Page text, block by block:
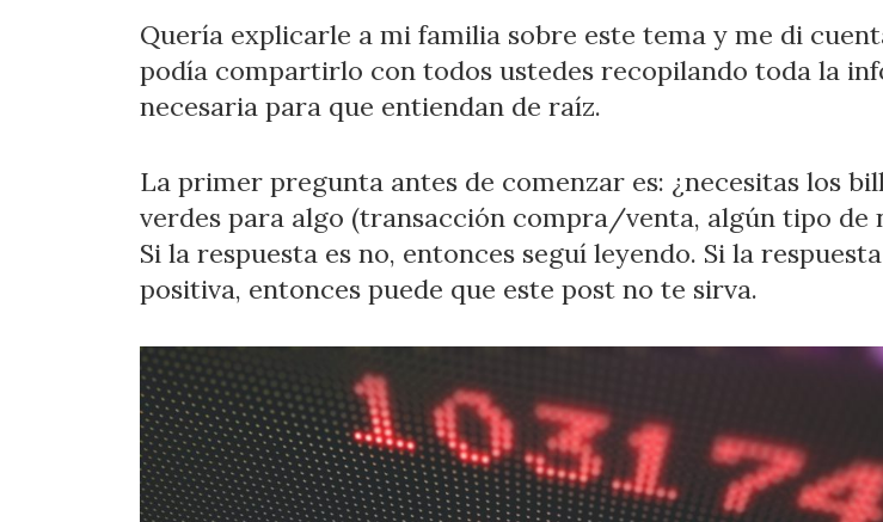
AL
VALOR
DÓLAR
EN
ARGENTINA
Quería explicarle a mi familia sobre este tema y me di
podía compartirlo con todos ustedes recopilando toda la
necesaria para que entiendan de raíz.
La primer pregunta antes de comenzar es: ¿necesitas los
verdes para algo (transacción compra/venta, algún tipo de
Si la respuesta es no, entonces seguí leyendo. Si la
positiva, entonces puede que este post no te sirva.